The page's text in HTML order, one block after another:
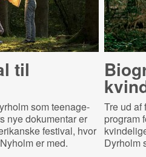
til
som teenage-
nye dokumentar er
festival, hvor
er med.
Tre ud af
program
Dyrholm